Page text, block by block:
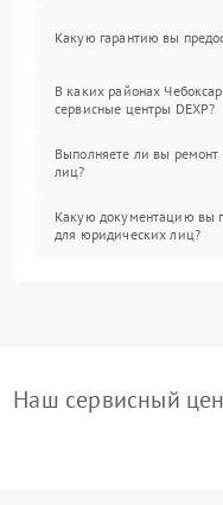
Какую гарантию вы
В каких районах
сервисные центры DEXP?
Выполняете ли вы
лиц?
Какую документацию вы
для юридических лиц?
Наш сервисный